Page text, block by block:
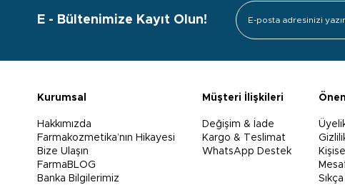
E - Bültenimize Kayıt Olun!
Kurumsal
Hakkımızda
Farmakozmetika’nın Hikayesi
Bize Ulaşın
FarmaBLOG
Banka Bilgilerimiz
Müşteri İlişkileri
Değişim & İade
Kargo & Teslimat
WhatsApp Destek